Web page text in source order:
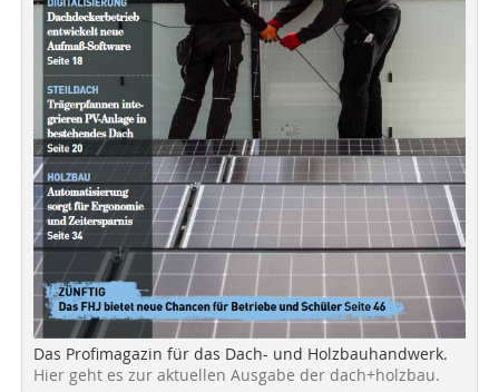
Das Profimagazin für das Dach- und Holzbauhandwerk.
Hier geht es zur aktuellen Ausgabe der dach+holzbau.